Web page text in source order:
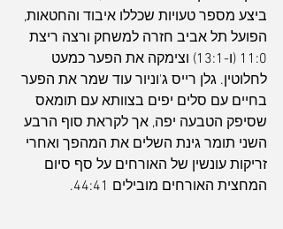
ביצע מספר טעויות שכללו איבוד והחטאות,
הפועל תל אביב חזרה למשחק ורצה ריצת
11:0 (ו-13:1) וצימקה את הפער כמעט
לחלוטין. גלן רייס ג'וניור עוד שמר את הפער
בחיים עם סלים יפים בצוותא עם תומאס
שסיפק הטבעה יפה, אך לקראת סוף הרבע
השני תומר גינת השלים את המהפך ואחרי
זריקות עונשין של האורחים על סף סיום
המחצית האורחים מובילים 44:41.